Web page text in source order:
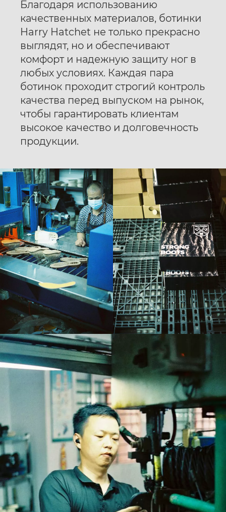
Благодаря использованию
качественных материалов, ботинки
Harry Hatchet не только прекрасно
выглядят, но и обеспечивают
комфорт и надежную защиту ног в
любых условиях. Каждая пара
ботинок проходит строгий контроль
качества перед выпуском на рынок,
чтобы гарантировать клиентам
высокое качество и долговечность
продукции.